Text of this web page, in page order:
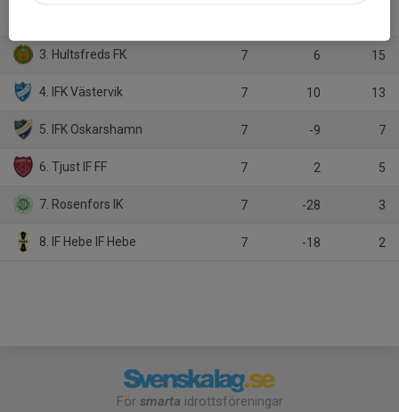
3. Hultsfreds FK 7 6 15
4. IFK Västervik 7 10 13
5. IFK Oskarshamn 7 -9 7
6. Tjust IF FF 7 2 5
7. Rosenfors IK 7 -28 3
8. IF Hebe IF Hebe 7 -18 2
För smarta idrottsföreningar